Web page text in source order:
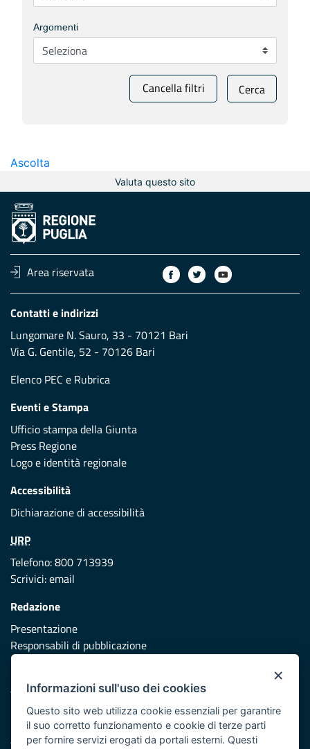
Argomenti
Cancella filtri Cerca
Ascolta
Valuta questo sito
Area riservata
Contatti e indirizzi
Lungomare N. Sauro, 33 - 70121 Bari
Via G. Gentile, 52 - 70126 Bari
Elenco PEC e Rubrica
Eventi e Stampa
Ufficio stampa della Giunta
Press Regione
Logo e identità regionale
Accessibilità
Dichiarazione di accessibilità
URP
Telefono: 800 713939
Scrivici:email
Redazione
Presentazione
Responsabili di pubblicazione
Vai al sito di Protezione Civile Puglia
Iniziativa finanziata con risorse del POR Puglia 2014/2020 -
Asse XI
×
Informazioni sull'uso dei cookies
Questo sito web utilizza cookie essenziali per garantire
il suo corretto funzionamento e cookie di terze parti
per fornire servizi erogati da portali esterni. Questi